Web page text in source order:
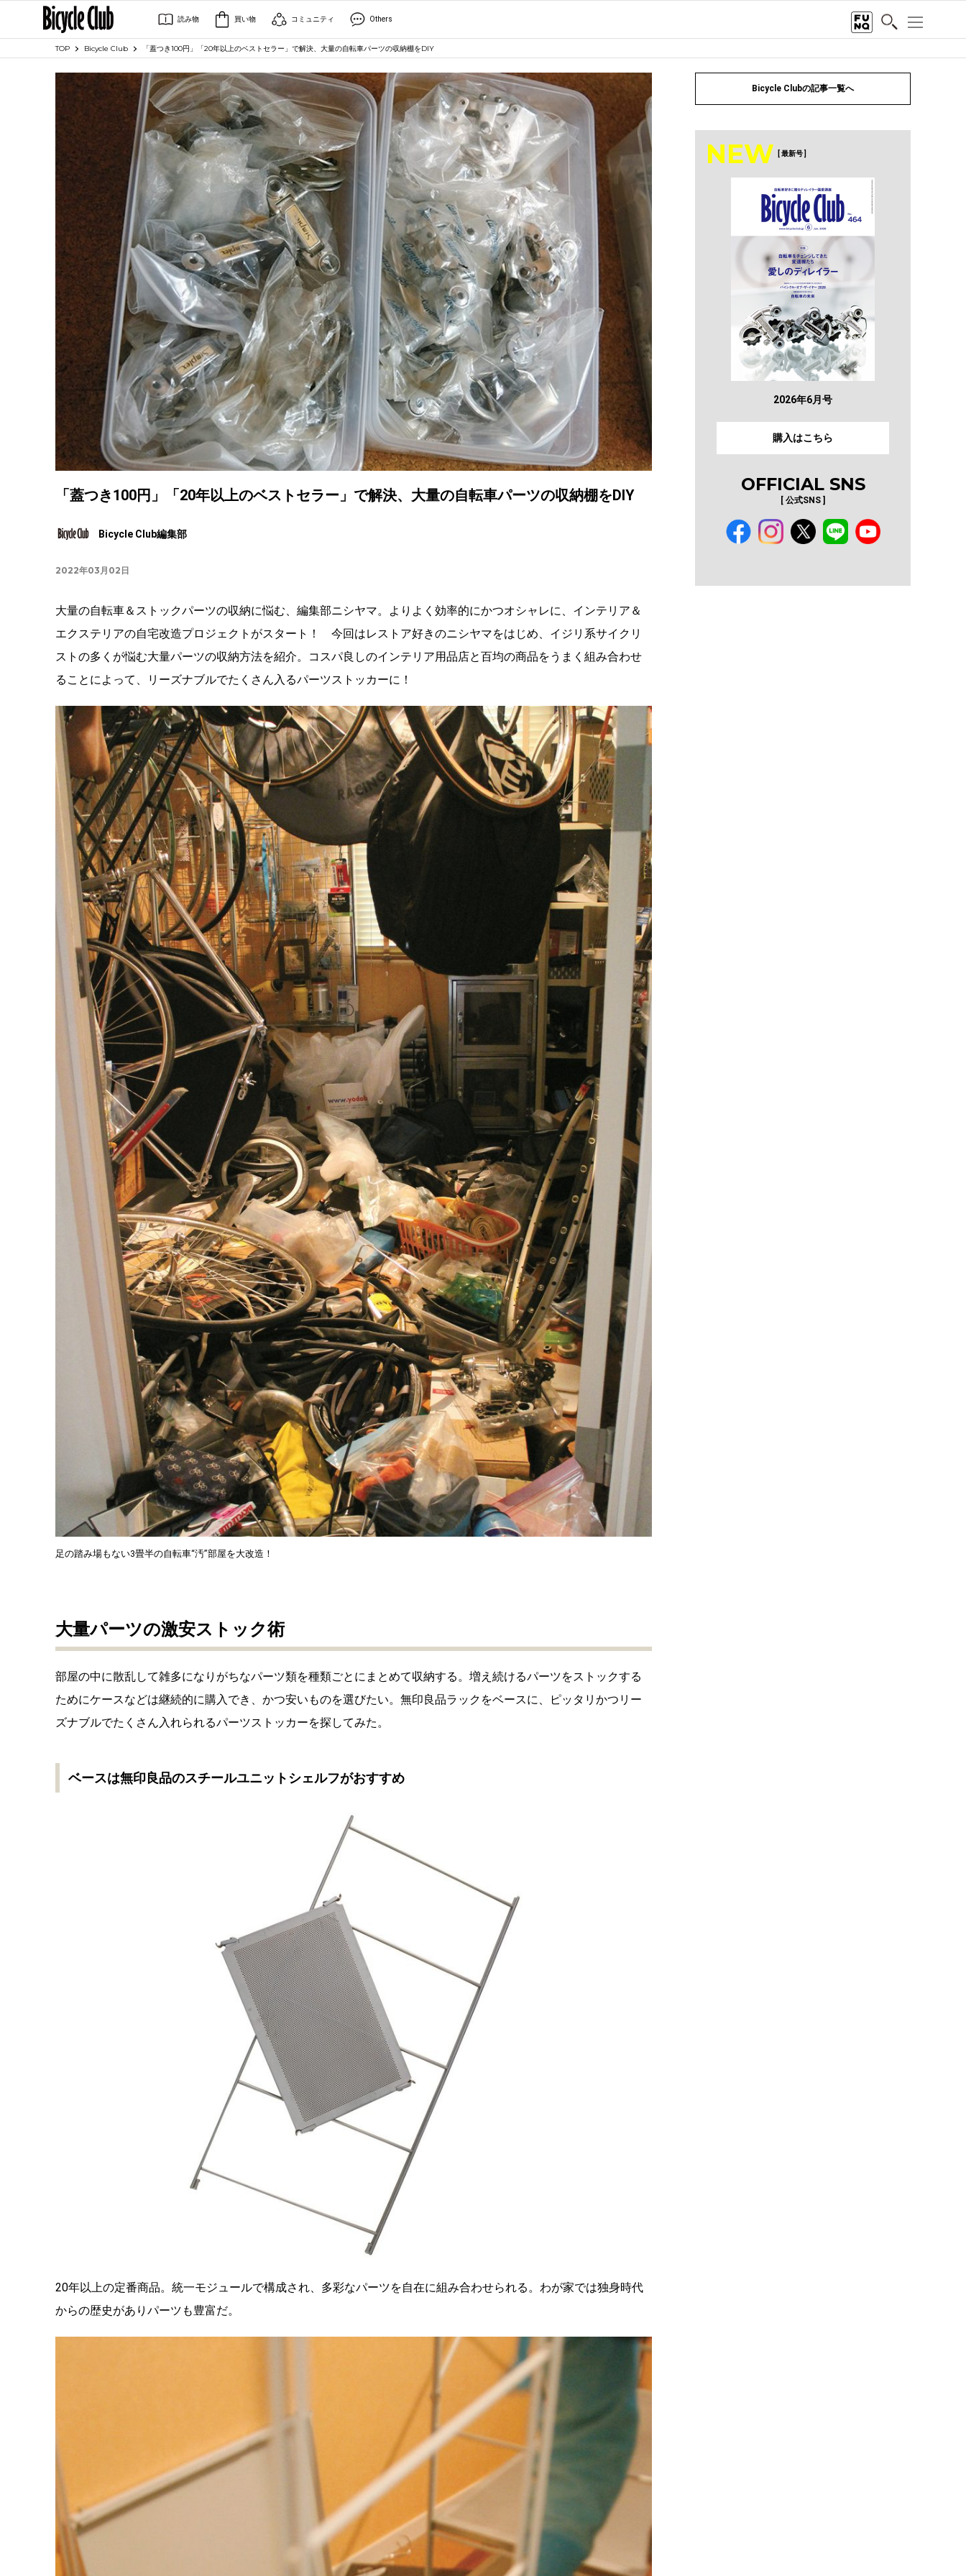
読み物 買い物 コミュニティ Others
TOP Bicycle Club 「蓋つき100円」「20年以上のベストセラー」で解決、大量の自転車パーツの収納棚をDIY
「蓋つき100円」「20年以上のベストセラー」で解決、大量の自転車パーツの収納棚をDIY
Bicycle Club編集部
2022年03月02日
大量の自転車＆ストックパーツの収納に悩む、編集部ニシヤマ。よりよく効率的にかつオシャレに、インテリア＆
エクステリアの自宅改造プロジェクトがスタート！ 今回はレストア好きのニシヤマをはじめ、イジリ系サイクリ
ストの多くが悩む大量パーツの収納方法を紹介。コスパ良しのインテリア用品店と百均の商品をうまく組み合わせ
ることによって、リーズナブルでたくさん入るパーツストッカーに！
足の踏み場もない3畳半の自転車“汚”部屋を大改造！
大量パーツの激安ストック術
部屋の中に散乱して雑多になりがちなパーツ類を種類ごとにまとめて収納する。増え続けるパーツをストックする
ためにケースなどは継続的に購入でき、かつ安いものを選びたい。無印良品ラックをベースに、ピッタリかつリー
ズナブルでたくさん入れられるパーツストッカーを探してみた。
ベースは無印良品のスチールユニットシェルフがおすすめ
20年以上の定番商品。統一モジュールで構成され、多彩なパーツを自在に組み合わせられる。わが家では独身時代
からの歴史がありパーツも豊富だ。
Bicycle Clubの記事一覧へ
NEW [ 最新号 ]
2026年6月号
購入はこちら
OFFICIAL SNS
[ 公式SNS ]